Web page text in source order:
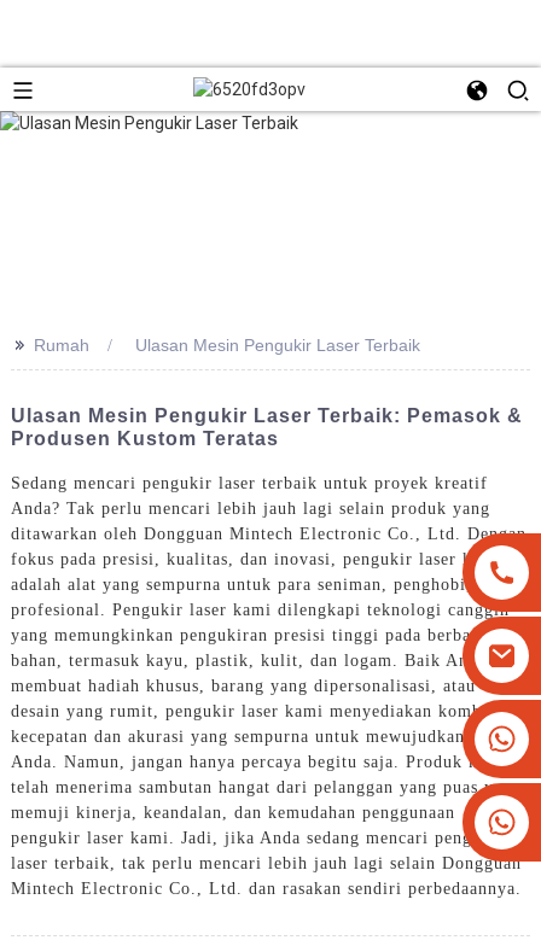
+8613825779334
+16266628193
>> Rumah Ulasan Mesin Pengukir Laser Terbaik
Ulasan Mesin Pengukir Laser Terbaik: Pemasok &
Produsen Kustom Teratas
Sedang mencari pengukir laser terbaik untuk proyek kreatif
Anda? Tak perlu mencari lebih jauh lagi selain produk yang
ditawarkan oleh Dongguan Mintech Electronic Co., Ltd. Dengan
fokus pada presisi, kualitas, dan inovasi, pengukir laser kami
adalah alat yang sempurna untuk para seniman, penghobi, dan
profesional. Pengukir laser kami dilengkapi teknologi canggih
yang memungkinkan pengukiran presisi tinggi pada berbagai
bahan, termasuk kayu, plastik, kulit, dan logam. Baik Anda
membuat hadiah khusus, barang yang dipersonalisasi, atau
desain yang rumit, pengukir laser kami menyediakan kombinasi
kecepatan dan akurasi yang sempurna untuk mewujudkan ide-ide
Anda. Namun, jangan hanya percaya begitu saja. Produk kami
telah menerima sambutan hangat dari pelanggan yang puas yang
memuji kinerja, keandalan, dan kemudahan penggunaan
pengukir laser kami. Jadi, jika Anda sedang mencari pengukir
laser terbaik, tak perlu mencari lebih jauh lagi selain Dongguan
Mintech Electronic Co., Ltd. dan rasakan sendiri perbedaannya.